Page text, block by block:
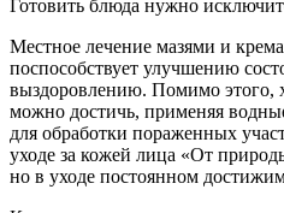
Готовить блюда нужно
Местное лечение мазями и
поспособствует улучшению
выздоровлению. Помимо этого,
можно достичь, применяя
для обработки пораженных
уходе за кожей лица «От
но в уходе постоянном